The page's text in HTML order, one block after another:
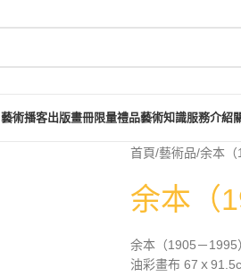
藝術播客出版畫冊限量禮品藝術知識服務介紹
首頁 藝術品 余本（
余本（
余本（1905－1995
油彩畫布 67ｘ